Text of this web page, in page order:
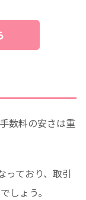
数料の安さは重
っており、取引
しょう。